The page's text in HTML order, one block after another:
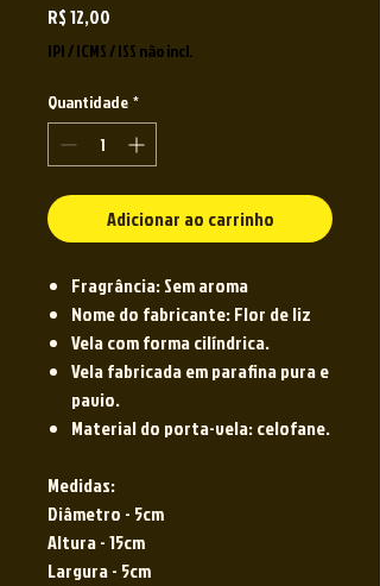
R$ 12,00
IPI / ICMS / ISS não incl.
Quantidade *
Adicionar ao carrinho
Fragrância: Sem aroma
Nome do fabricante: Flor de liz
Vela com forma cilíndrica.
Vela fabricada em parafina pura e
pavio.
Material do porta-vela: celofane.
Medidas:
Diâmetro - 5cm
Altura - 15cm
Largura - 5cm